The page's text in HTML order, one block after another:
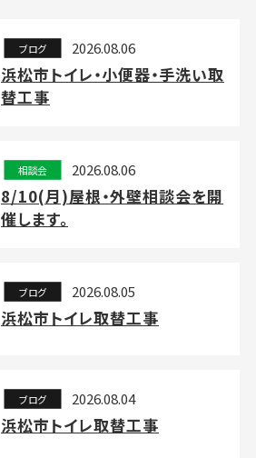
ブログ 2026.08.06
浜松市トイレ・小便器・手洗い取
替工事
相談会 2026.08.06
8/10(月)屋根・外壁相談会を開
催します。
ブログ 2026.08.05
浜松市トイレ取替工事
ブログ 2026.08.04
浜松市トイレ取替工事